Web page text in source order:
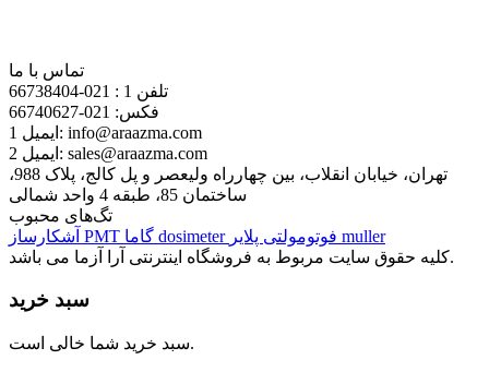
تماس با ما
تلفن 1 :
021-66738404
فکس: 021-66740627
ایمیل 1: info@araazma.com
ایمیل 2: sales@araazma.com
تهران، خیابان انقلاب، بین چهارراه ولیعصر و پل کالج، پلاک 988،
ساختمان 85، طبقه 4 واحد شمالی
تگ‌های محبوب
PMT dosimeter
muller
کلیه حقوق سایت مربوط به فروشگاه اینترنتی آرا آزما می باشد.
سبد خرید
سبد خرید شما خالی است.